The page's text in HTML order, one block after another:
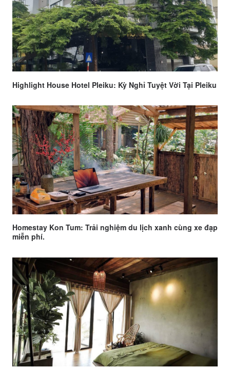
Highlight House Hotel Pleiku: Kỳ Nghỉ Tuyệt Vời Tại Pleiku
Homestay Kon Tum: Trải nghiệm du lịch xanh cùng xe đạp
miễn phí.